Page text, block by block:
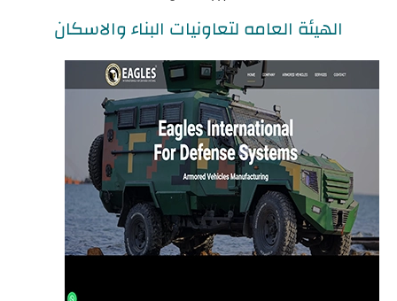
الهيئة العامه لتعاونيات البناء والاسكان